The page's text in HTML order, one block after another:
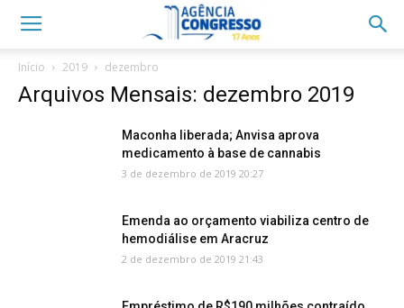
Início 2019 dezembro
Arquivos Mensais: dezembro 2019
Maconha liberada; Anvisa aprova
medicamento à base de cannabis
3 de dezembro de 2019 20:27
Emenda ao orçamento viabiliza centro de
hemodiálise em Aracruz
2 de dezembro de 2019 21:43